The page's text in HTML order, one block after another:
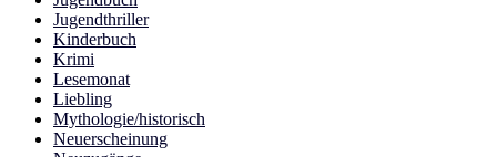
Jugendthriller
Kinderbuch
Krimi
Lesemonat
Liebling
Mythologie/historisch
Neuerscheinung